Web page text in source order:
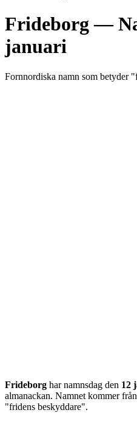
Frideborg—
januari
Fornnordiska namn som betyder "
Frideborg har namnsdag den 12
almanackan. Namnet kommer från
"fridens beskyddare".